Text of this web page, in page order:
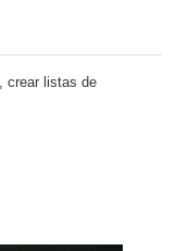
crear listas de